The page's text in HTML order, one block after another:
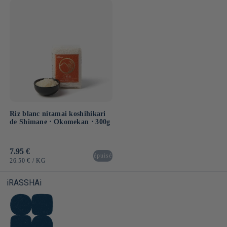
Riz blanc nitamai koshihikari
de Shimane ⋅ Okomekan ⋅ 300g
Prix
habituel
7.95 €
PRIX
26.50 € / PAR
KG
épuisé
iRASSHAi